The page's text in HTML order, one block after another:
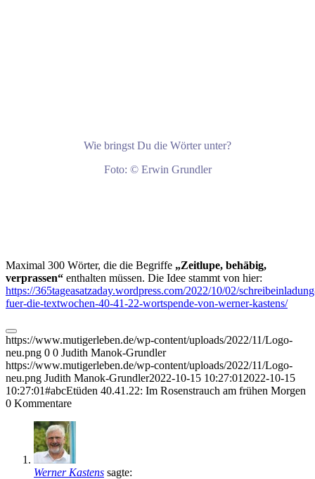
Wie bringst Du die Wörter unter?
Foto: © Erwin Grundler
Maximal 300 Wörter, die die Begriffe „Zeitlupe, behäbig,
verprassen“ enthalten müssen. Die Idee stammt von hier:
https://365tageasatzaday.wordpress.com/2022/10/02/
fuer-die-textwochen-40-41-22-wortspende-von-werner-kastens/
https://www.mutigerleben.de/wp-content/uploads/2022/11/Logo-
neu.png 0 0 Judith Manok-Grundler
https://www.mutigerleben.de/wp-content/uploads/2022/11/Logo-
neu.png Judith Manok-Grundler2022-10-15 10:27:01 2022-10-15
10:27:01#abcEtüden 40.41.22: Im Rosenstrauch am frühen Morgen
0 Kommentare
Werner Kastens sagte: